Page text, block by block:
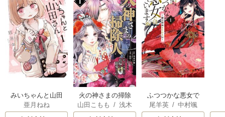
みいちゃんと山田
さん
亜月ねね
火の神さまの掃除
人ですが、いつの
間にか花嫁として
山田こもも /浅木
伊都/SNC
ふつつかな悪女で
はございますが ～
雛宮蝶鼠とりかえ
尾羊英/ 中村颯
希
/ ゆき哉